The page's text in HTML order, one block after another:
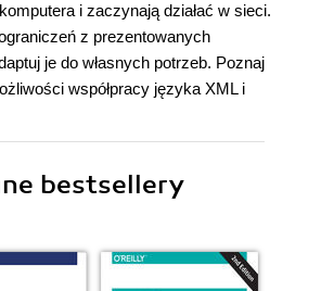
i zaczynają działać w sieci.
z prezentowanych
je do własnych potrzeb. Poznaj
współpracy języka XML i
bestsellery